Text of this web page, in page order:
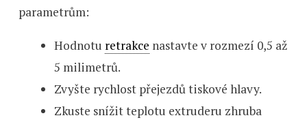
parametrům:
Hodnotu retrakce nastavte v rozmezí 0,5 až
5 milimetrů.
Zvyšte rychlost přejezdů tiskové hlavy.
Zkuste snížit teplotu extruderu zhruba